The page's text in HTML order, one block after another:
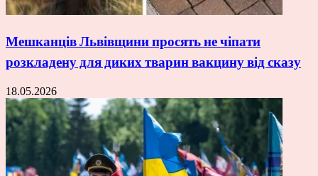
Мешканців Львівщини просять не чіпати
розкладену для диких тварин вакцину від сказу
18.05.2026